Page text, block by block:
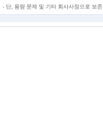
- 단, 용량 문제 및 기타 회사사정으로 보